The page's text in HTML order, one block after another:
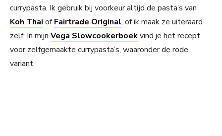
currypasta. Ik gebruik bij voorkeur altijd de pasta’s van
Koh Thai ofFairtrade Original, of ik maak ze uiteraard
zelf. In mijn Vega Slowcookerboekvind je het recept
voor zelfgemaakte currypasta’s, waaronder de rode
variant.